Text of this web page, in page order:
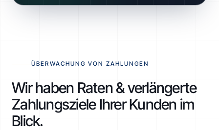
ÜBERWACHUNG VON ZAHLUNGEN
Wir haben Raten & verlängerte
Zahlungsziele Ihrer Kunden im
Blick.